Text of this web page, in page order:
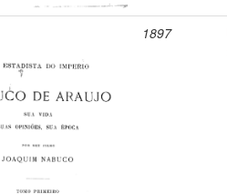
1897